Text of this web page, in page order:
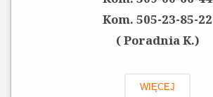
Kom. 505-23-85-22
( Poradnia K.)
WIĘCEJ